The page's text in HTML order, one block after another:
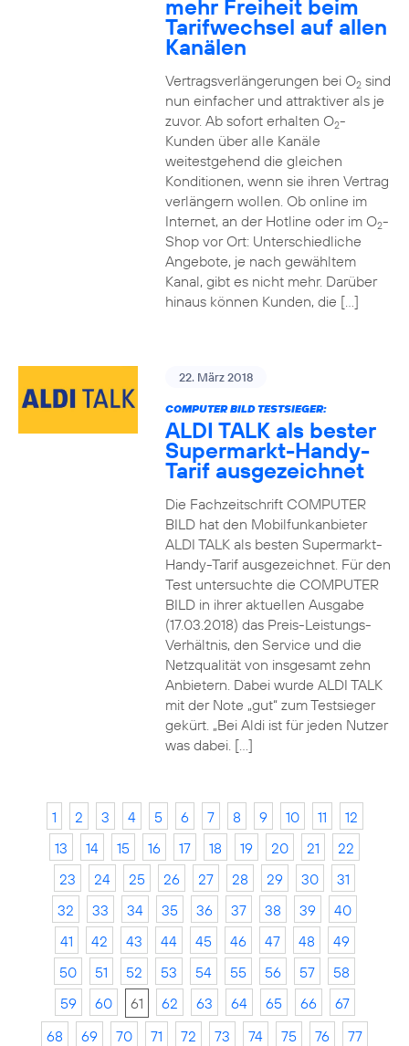
mehr Freiheit beim
Tarifwechsel auf allen
Kanälen
Vertragsverlängerungen bei O2sind
nun einfacher und attraktiver als je
zuvor. Ab sofort erhalten O2-
Kunden über alle Kanäle
weitestgehend die gleichen
Konditionen, wenn sie ihren Vertrag
verlängern wollen. Ob online im
Internet, an der Hotline oder im O2-
Shop vor Ort: Unterschiedliche
Angebote, je nach gewähltem
Kanal, gibt es nicht mehr. Darüber
hinaus können Kunden, die […]
22. März 2018
COMPUTER BILD TESTSIEGER:
ALDI TALK als bester
Supermarkt-Handy-
Tarif ausgezeichnet
Die Fachzeitschrift COMPUTER
BILD hat den Mobilfunkanbieter
ALDI TALK als besten Supermarkt-
Handy-Tarif ausgezeichnet. Für den
Test untersuchte die COMPUTER
BILD in ihrer aktuellen Ausgabe
(17.03.2018) das Preis-Leistungs-
Verhältnis, den Service und die
Netzqualität von insgesamt zehn
Anbietern. Dabei wurde ALDI TALK
mit der Note „gut“ zum Testsieger
gekürt. „Bei Aldi ist für jeden Nutzer
was dabei. […]
1 2 3 4 5 6 7 8 9 10 11
12
13
14 15 16 17 18 19 20 21
22
23
24 25 26 27 28 29 30
31
32
33 34 35 36 37 38 39
40
41
42 43 44 45 46 47 48
49
50
51 52 53 54 55 56 57
58
59
60 61 62 63 64 65 66
67
68
69 70 71 72 73 74 75 76
77